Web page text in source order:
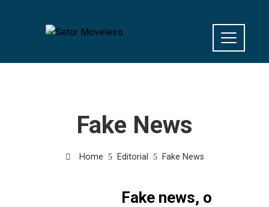
Fake News
Home Editorial Fake News
Fake news, o